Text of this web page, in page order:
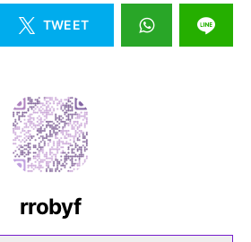
TWEET
rrobyf